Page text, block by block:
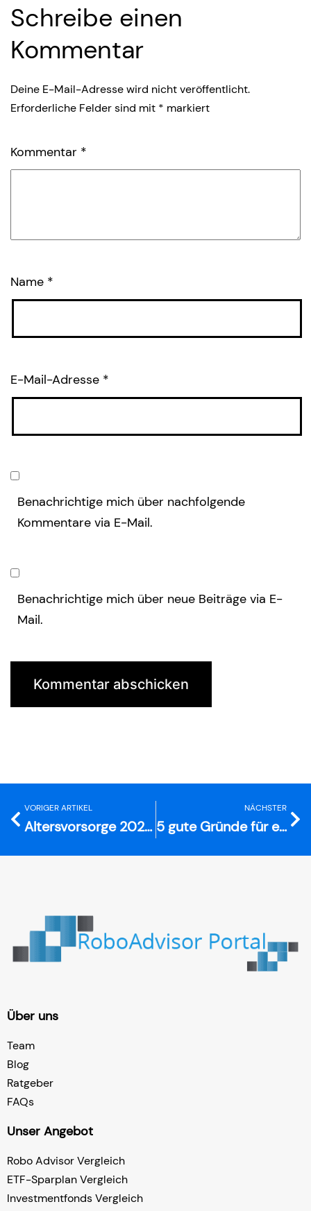
Schreibe einen
Kommentar
Deine E-Mail-Adresse wird nicht veröffentlicht.
Erforderliche Felder sind mit * markiert
Kommentar *
Name *
E-Mail-Adresse *
Benachrichtige mich über nachfolgende
Kommentare via E-Mail.
Benachrichtige mich über neue Beiträge via E-
Mail.
VORIGER ARTIKEL
Altersvorsorge 2026 – Worauf Frauen achten sollten!
NÄCHSTER
5 gute Gründe für eine nachhaltige Geldanlage
Über uns
Team
Blog
Ratgeber
FAQs
Unser Angebot
Robo Advisor Vergleich
ETF-Sparplan Vergleich
Investmentfonds Vergleich